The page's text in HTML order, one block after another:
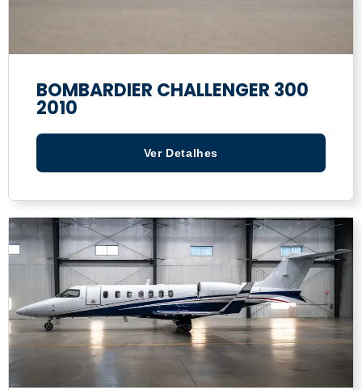
BOMBARDIER CHALLENGER 300
2010
Ver Detalhes